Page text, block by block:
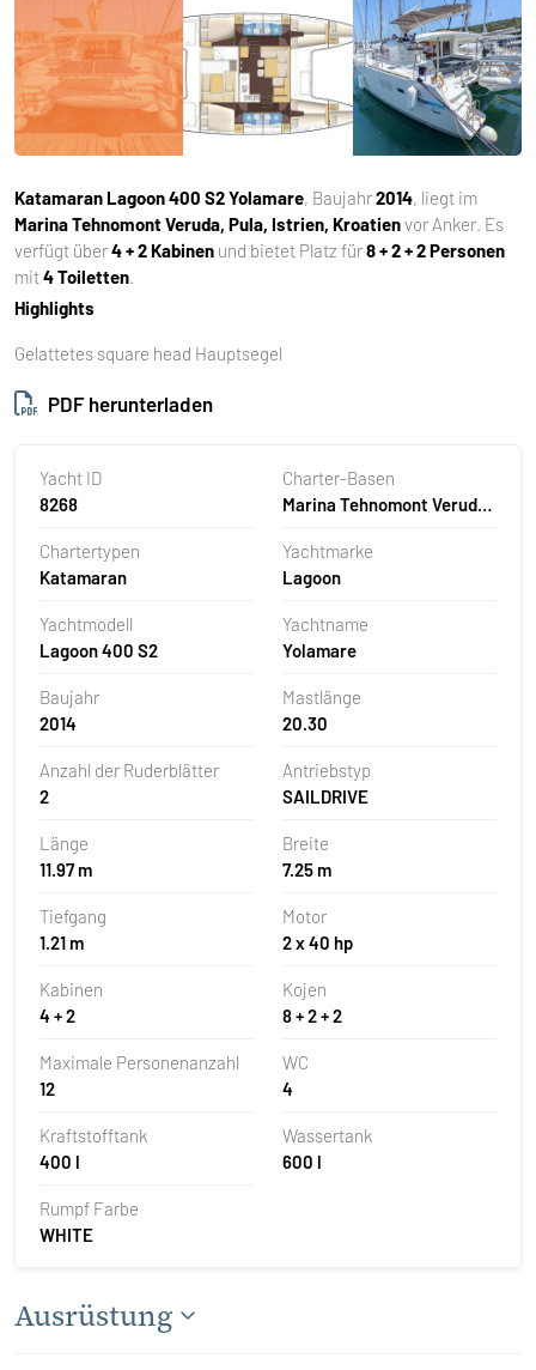
Katamaran Lagoon 400 S2 Yolamare, Baujahr2014, liegt im
Marina Tehnomont Veruda, Pula, Istrien, Kroatienvor Anker. Es
verfügt über4 + 2 Kabinen und bietet Platz für8 + 2 + 2 Personen
mit4 Toiletten.
Highlights
Gelattetes square head Hauptsegel
PDF herunterladen
Yacht ID
8268
Charter-Basen
Marina Tehnomont Veruda,
Chartertypen
Katamaran
Yachtmarke
Lagoon
Yachtmodell
Lagoon 400 S2
Yachtname
Yolamare
Baujahr
2014
Mastlänge
20.30
Anzahl der Ruderblätter
2
Antriebstyp
SAILDRIVE
Länge
11.97 m
Breite
7.25 m
Tiefgang
1.21 m
Motor
2 x 40 hp
Kabinen
4 + 2
Kojen
8 + 2 + 2
Maximale Personenanzahl
12
WC
4
Kraftstofftank
400 l
Wassertank
600 l
Rumpf Farbe
WHITE
Ausrüstung